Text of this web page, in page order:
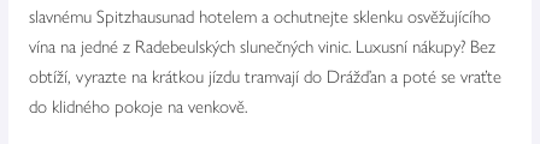
slavnému Spitzhausunad hotelem a ochutnejte sklenku osvěžujícího
vína na jedné z Radebeulských slunečných vinic. Luxusní nákupy? Bez
obtíží, vyrazte na krátkou jízdu tramvají do Drážďan a poté se vraťte
do klidného pokoje na venkově.